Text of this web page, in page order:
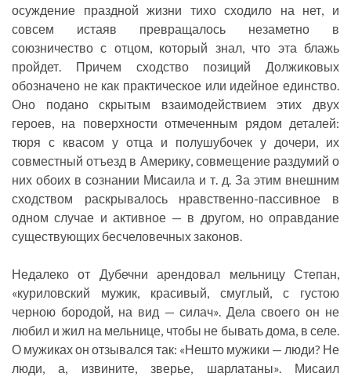
осуждение праздной жизни тихо сходило на нет, и
совсем истаяв превращалось незаметно в
союзничество с отцом, который знал, что эта блажь
пройдет. Причем сходство позиций Должиковых
обозначено не как практическое или идейное единство.
Оно подано скрытым взаимодействием этих двух
героев, на поверхности отмеченным рядом деталей:
тюря с квасом у отца и полушубочек у дочери, их
совместный отъезд в Америку, совмещение раздумий о
них обоих в сознании Мисаила и т. д. За этим внешним
сходством раскрывалось нравственно-пассивное в
одном случае и активное — в другом, но оправдание
существующих бесчеловечных законов.
Недалеко от Дубечни арендовал мельницу Степан,
«куриловский мужик, красивый, смуглый, с густою
черною бородой, на вид — силач». Дела своего он не
любил и жил на мельнице, чтобы не бывать дома, в селе.
О мужиках он отзывался так: «Нешто мужики — люди? Не
люди, а, извините, зверье, шарлатаны». Мисаил